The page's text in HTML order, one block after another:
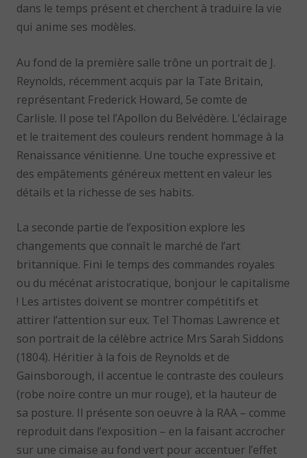
dans le temps présent et cherchent à traduire la vie
qui anime ses modèles.
Au fond de la première salle trône un portrait de J.
Reynolds, récemment acquis par la Tate Britain,
représentant Frederick Howard, 5e comte de
Carlisle. Il pose tel l’Apollon du Belvédère. L’éclairage
et le traitement des couleurs rendent hommage à la
Renaissance vénitienne. Une touche expressive et
des empâtements généreux mettent en valeur les
détails et la richesse de ses habits.
La seconde partie de l’exposition explore les
changements que connaît le marché de l’art
britannique. Fini le temps des commandes royales
ou du mécénat aristocratique, bonjour le capitalisme
! Les artistes doivent se montrer compétitifs et
attirer l’attention sur eux. Tel Thomas Lawrence et
son portrait de la célèbre actrice Mrs Sarah Siddons
(1804). Héritier à la fois de Reynolds et de
Gainsborough, il accentue le contraste des couleurs
(robe noire contre un mur rouge), et la hauteur de
sa posture. Il présente son oeuvre à la RAA – comme
reproduit dans l’exposition – en la faisant accrocher
sur une cimaise au fond vert pour accentuer l’effet